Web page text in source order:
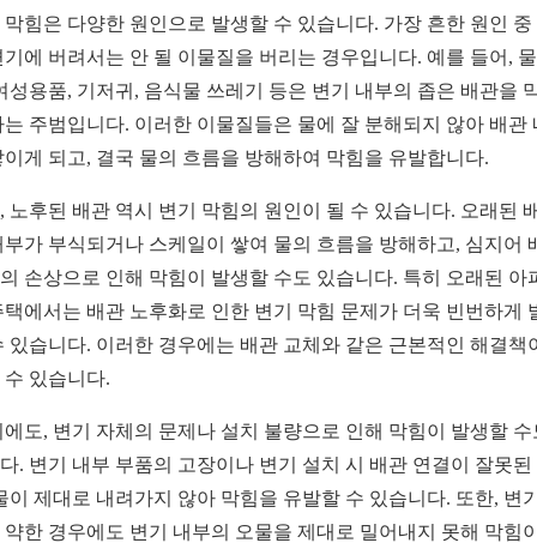
막힘은 다양한 원인으로 발생할 수 있습니다. 가장 흔한 원인 중
기에 버려서는 안 될 이물질을 버리는 경우입니다. 예를 들어,
성용품, 기저귀, 음식물 쓰레기 등은 변기 내부의 좁은 배관을
는 주범입니다. 이러한 이물질들은 물에 잘 분해되지 않아 배관
이게 되고, 결국 물의 흐름을 방해하여 막힘을 유발합니다.
노후된 배관 역시 변기 막힘의 원인이 될 수 있습니다. 오래된
부가 부식되거나 스케일이 쌓여 물의 흐름을 방해하고, 심지어
손상으로 인해 막힘이 발생할 수도 있습니다. 특히 오래된 아
택에서는 배관 노후화로 인한 변기 막힘 문제가 더욱 빈번하게
있습니다. 이러한 경우에는 배관 교체와 같은 근본적인 해결책
수 있습니다.
에도, 변기 자체의 문제나 설치 불량으로 인해 막힘이 발생할 수
. 변기 내부 부품의 고장이나 변기 설치 시 배관 연결이 잘못된
이 제대로 내려가지 않아 막힘을 유발할 수 있습니다. 또한, 변
약한 경우에도 변기 내부의 오물을 제대로 밀어내지 못해 막힘